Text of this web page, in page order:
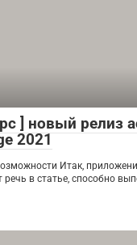
] новый релиз
2021
Итак,
речь в статье, способно